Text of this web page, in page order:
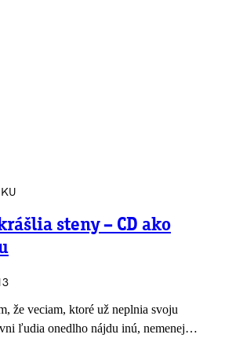
steny – CD ako
že veciam, ktoré už neplnia svoju
ľudia onedlho nájdu inú, nemenej…